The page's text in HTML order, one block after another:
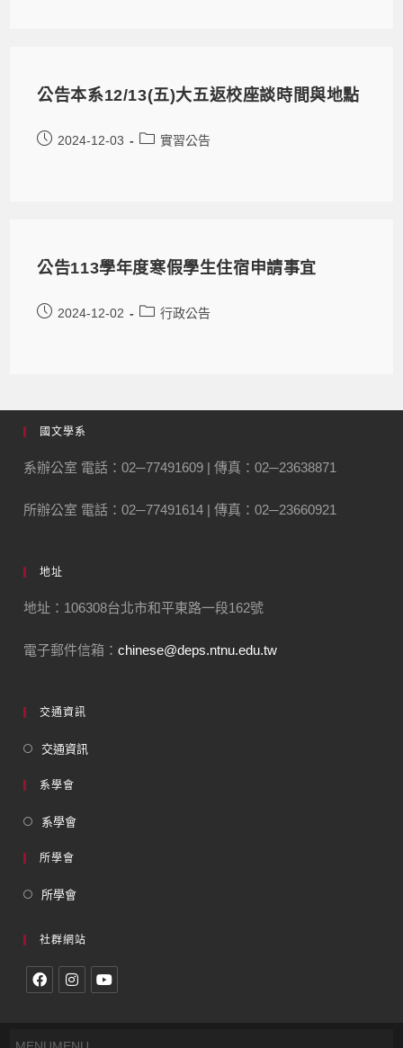
公告本系12/13(五)大五返校座談時間與地點
2024-12-03 實習公告
公告113學年度寒假學生住宿申請事宜
2024-12-02 行政公告
國文學系
系辦公室 電話：02─77491609 | 傳真：02─23638871
所辦公室 電話：02─77491614 | 傳真：02─23660921
地址
地址：106308台北市和平東路一段162號
電子郵件信箱：chinese@deps.ntnu.edu.tw
交通資訊
交通資訊
系學會
系學會
所學會
所學會
社群網站